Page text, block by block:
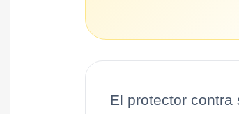
El protector contra